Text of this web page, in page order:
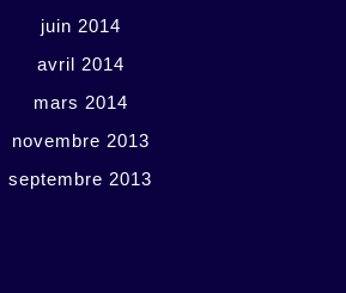
juin 2014
avril 2014
mars 2014
novembre 2013
septembre 2013